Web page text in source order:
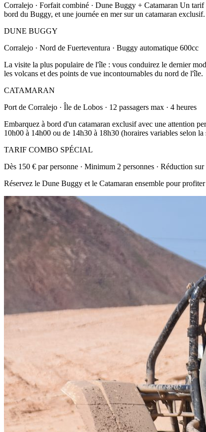
Corralejo · Forfait combiné · Dune Buggy + Catamaran Un
bord du Buggy, et une journée en mer sur un catamaran exclusif.
DUNE BUGGY
Corralejo · Nord de Fuerteventura · Buggy automatique 600cc
La visite la plus populaire de l'île : vous conduirez le dernier
les volcans et des points de vue incontournables du nord de l'île.
CATAMARAN
Port de Corralejo · Île de Lobos · 12 passagers max · 4 heures
Embarquez à bord d'un catamaran exclusif avec une attention
10h00 à 14h00 ou de 14h30 à 18h30 (horaires variables selon la
TARIF COMBO SPÉCIAL
Dès 150 € par personne · Minimum 2 personnes · Réduction
Réservez le Dune Buggy et le Catamaran ensemble pour